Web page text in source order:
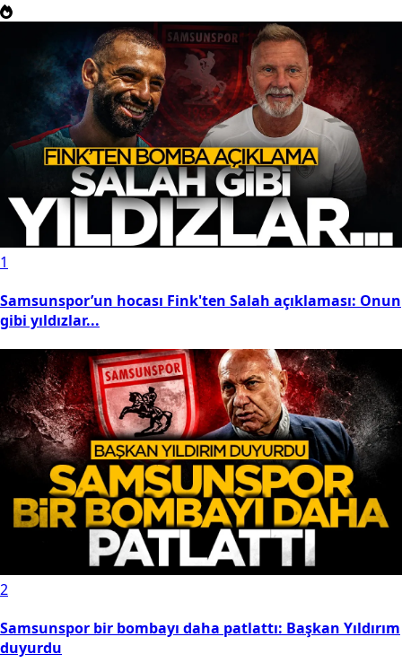
1
Samsunspor’un hocası Fink'ten Salah açıklaması: Onun
gibi yıldızlar...
2
Samsunspor bir bombayı daha patlattı: Başkan Yıldırım
duyurdu